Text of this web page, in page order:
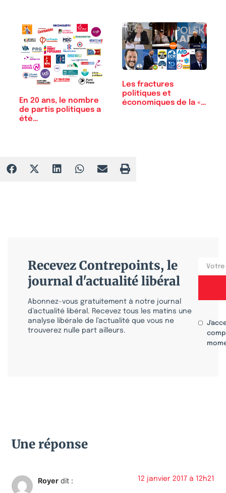
En 20 ans, le nombre
de partis politiques a
été…
Les fractures
politiques et
économiques de la «…
Recevez Contrepoints, le
journal d'actualité libéral
Abonnez-vous gratuitement à notre journal
d’actualité libéral. Recevez tous les matins une
analyse libérale de l’actualité que vous ne
trouverez nulle part ailleurs.
Une réponse
Royer dit : 12 janvier 2017 à 12h21